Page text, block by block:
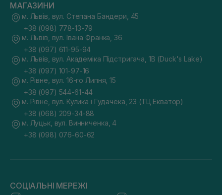
МАГАЗИНИ
м. Львів, вул. Степана Бандери, 45
+38 (098) 778-13-79
м. Львів, вул. Івана Франка, 36
+38 (097) 611-95-94
м. Львів, вул. Академіка Підстригача, 1В (Duck's Lake)
+38 (097) 101-97-16
м. Рівне, вул. 16-го Липня, 15
+38 (097) 544-61-44
м. Рівне, вул. Кулика і Гудачека, 23 (ТЦ Екватор)
+38 (068) 209-34-88
м. Луцьк, вул. Винниченка, 4
+38 (098) 076-60-62
СОЦІАЛЬНІ МЕРЕЖІ